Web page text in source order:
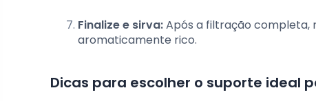
Finalize e sirva:Após a filtração completa,
aromaticamente rico.
Dicas para escolher o suporte ideal